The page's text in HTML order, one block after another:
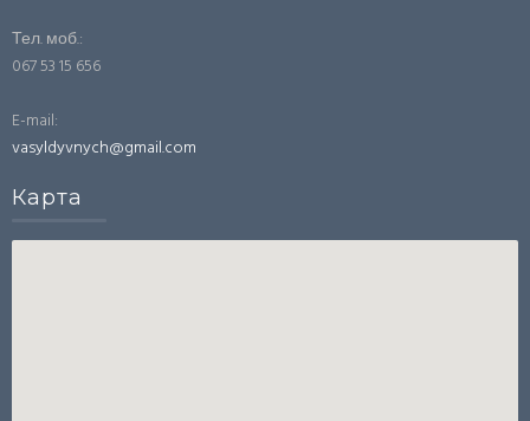
Тел. моб.:
067 53 15 656
E-mail:
vasyldyvnych@gmail.com
Карта